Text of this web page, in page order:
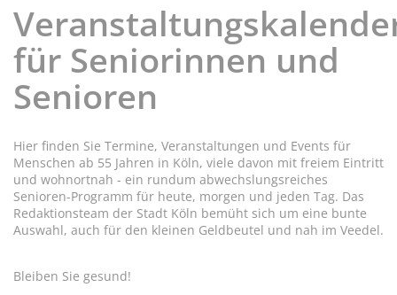
für Seniorinnen und
Senioren
Hier finden Sie Termine, Veranstaltungen und Events für
Menschen ab 55 Jahren in Köln, viele davon mit freiem Eintritt
und wohnortnah - ein rundum abwechslungsreiches
Senioren-Programm für heute, morgen und jeden Tag. Das
Redaktionsteam der Stadt Köln bemüht sich um eine bunte
Auswahl, auch für den kleinen Geldbeutel und nah im Veedel.
Bleiben Sie gesund!